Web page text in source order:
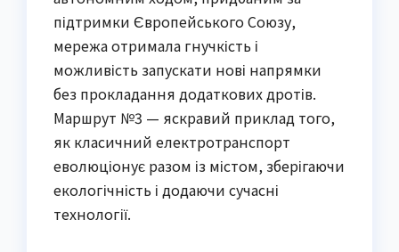
підтримки Європейського Союзу,
мережа отримала гнучкість і
можливість запускати нові напрямки
без прокладання додаткових дротів.
Маршрут №3 — яскравий приклад того,
як класичний електротранспорт
еволюціонує разом із містом, зберігаючи
екологічність і додаючи сучасні
технології.